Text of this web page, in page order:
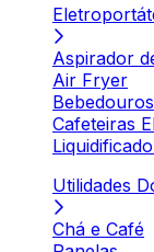
Aspirador
Air Fryer
Cafeteiras
Utilidades
Chá e Café